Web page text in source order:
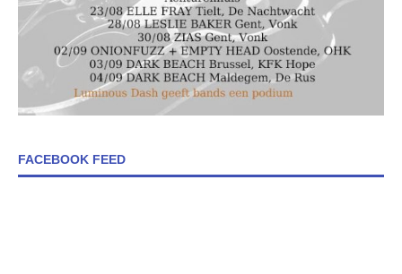
FACEBOOK FEED